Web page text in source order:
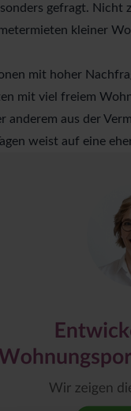
gefragt.
kleiner
mit hoher
mit viel freiem
anderem aus der
weist auf eine